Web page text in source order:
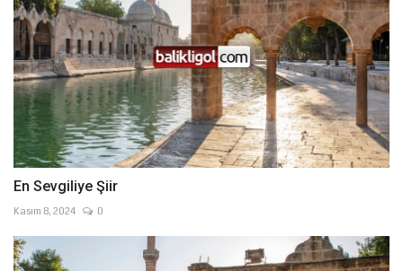
En Sevgiliye Şiir
Kasım 8, 2024 0